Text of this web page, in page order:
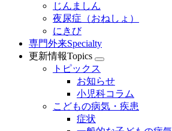
じんましん
夜尿症（おねしょ）
にきび
専門外来Specialty
更新情報Topics
トピックス
お知らせ
小児科コラム
こどもの病気・疾患
症状